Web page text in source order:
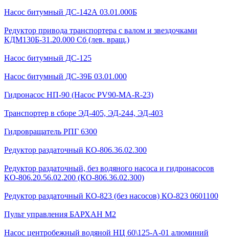
Насос битумный ДС-142А 03.01.000Б
Редуктор привода транспортера с валом и звездочками
КДМ130Б-31.20.000 Сб (лев. вращ.)
Насос битумный ДС-125
Насос битумный ДС-39Б 03.01.000
Гидронасос НП-90 (Насос PV90-MA-R-23)
Транспортер в сборе ЭД-405, ЭД-244, ЭД-403
Гидровращатель РПГ 6300
Редуктор раздаточный КО-806.36.02.300
Редуктор раздаточный, без водяного насоса и гидронасосов
КО-806.20.56.02.200 (КО-806.36.02.300)
Редуктор раздаточный КО-823 (без насосов) КО-823 0601100
Пульт управления БАРХАН М2
Насос центробежный водяной НЦ 60\125-А-01 алюминий